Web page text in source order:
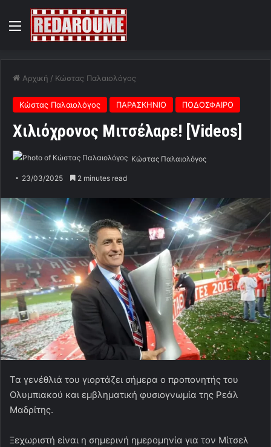
Menu
Αρχική / Κώστας Παλαιολόγος
Κώστας Παλαιολόγος ΠΑΡΑΣΚΗΝΙΟ ΠΟΔΟΣΦΑΙΡΟ
Χιλιόχρονος Μιτσέλαρε! [Videos]
Κώστας Παλαιολόγος
23/03/2025 2 minutes read
Τα γενέθλιά του γιορτάζει σήμερα ο προπονητής του
Ολυμπιακού και εμβληματική φυσιογνωμία της Ρεάλ
Μαδρίτης.
Ξεχωριστή είναι η σημερινή ημερομηνία για τον Μίτσελ